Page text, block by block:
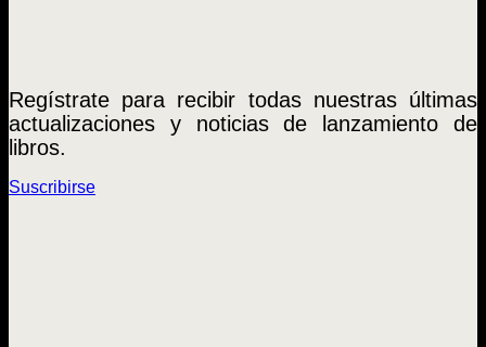
Regístrate para recibir todas nuestras últimas
actualizaciones y noticias de lanzamiento de
libros.
Suscribirse